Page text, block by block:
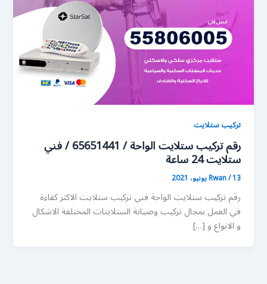
تركيب ستلايت
رقم تركيب ستلايت الواحة / 65651441 / فني
ستلايت 24 ساعة
Rwan/13 يونيو، 2021
رقم تركيب ستلايت الواحة فني تركيب ستلايت الاكثر كفاءة
في العمل بمجال تركيب وصيانة الستلايتات المختلفة الاشكال
و الانواع و […]